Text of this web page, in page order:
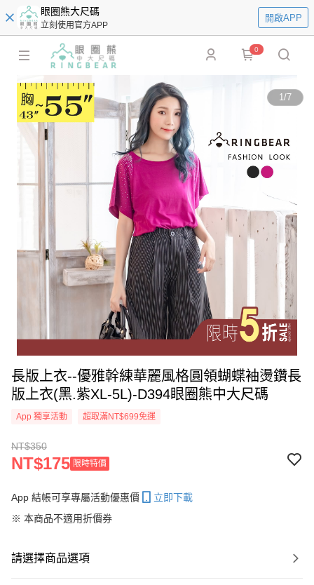
眼圈熊大尺碼
立刻使用官方APP
開啟APP
0
1/7
長版上衣--優雅幹練華麗風格圓領蝴蝶袖燙鑽長
版上衣(黑.紫XL-5L)-D394眼圈熊中大尺碼
App 獨享活動 超取滿NT$699免運
NT$350
NT$175 限時特價
App 結帳可享專屬活動優惠價
立即下載
※ 本商品不適用折價券
請選擇商品選項